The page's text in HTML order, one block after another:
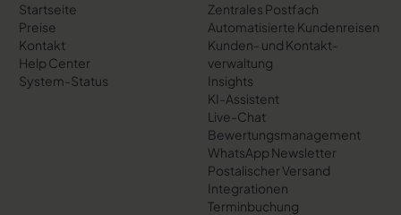
Startseite
Preise
Kontakt
Help Center
System-Status
Zentrales Postfach
Automatisierte Kundenreisen
Kunden- und Kontakt­
verwaltung
Insights
KI-Assistent
Live-Chat
Bewertungs­management
WhatsApp Newsletter
Postalischer Versand
Integrationen
Terminbuchung